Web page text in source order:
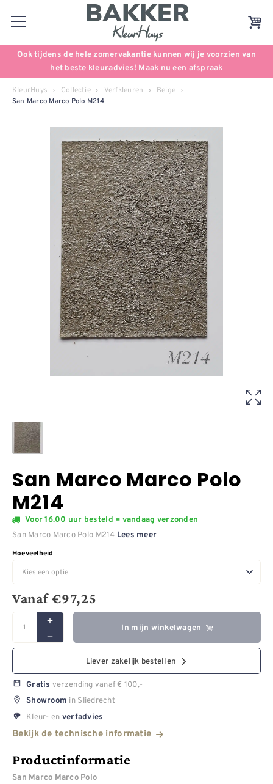
Ook tijdens de hele zomervakantie kunnen wij je voorzien van
het beste kleuradvies! Maak nu een afspraak
KleurHuys Collectie Verfkleuren Beige
San Marco Marco Polo M214
San Marco Marco Polo
M214
Voor 16.00 uur besteld = vandaag verzonden
San Marco Marco Polo M214 Lees meer
Hoeveelheid
Vanaf€97,25
In mijn winkelwagen
Liever zakelijk bestellen
Gratis verzending vanaf € 100,-
Showroom in Sliedrecht
Kleur- en verfadvies
Bekijk de technische informatie
Productinformatie
San Marco Marco Polo